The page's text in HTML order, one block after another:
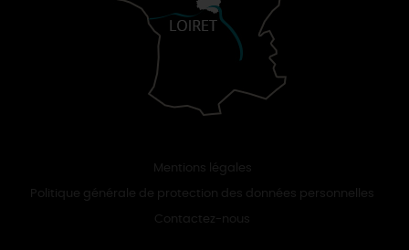
Mentions légales
Politique générale de protection des données personnelles
Contactez-nous